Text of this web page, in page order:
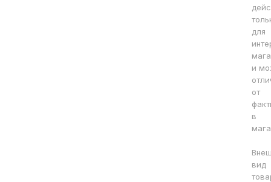
для
и
от
в
вид